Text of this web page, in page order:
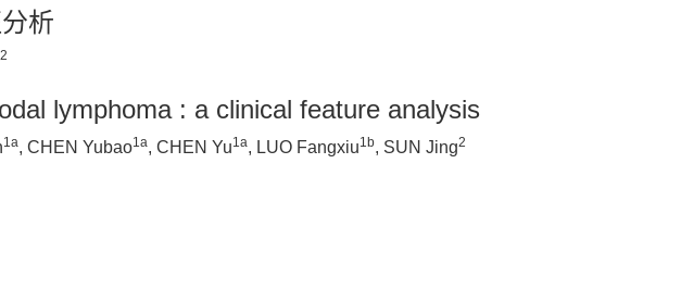
析
2
lymphoma : a clinical feature analysis
1a, CHEN Yubao1a, CHEN Yu1a, LUO Fangxiu1b, SUN Jing2